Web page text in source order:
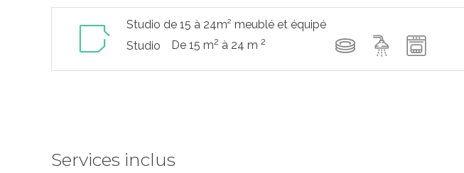
Studio de 15 à 24m² meublé et équipé
Studio
De 15 m2 à 24 m 2
Services inclus